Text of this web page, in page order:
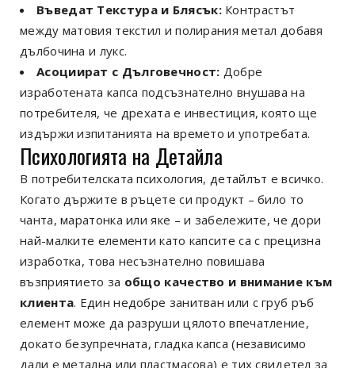
Въведат Текстура и Блясък:Контрастът
между матовия текстил и полирания метал добавя
дълбочина и лукс.
Асоциират с Дълговечност: Добре
изработената капса подсъзнателно внушава на
потребителя, че дрехата е инвестиция, която ще
издържи изпитанията на времето и употребата.
Психологията на Детайла
В потребителската психология, детайлът е всичко.
Когато държите в ръцете си продукт – било то
чанта, маратонка или яке – и забележите, че дори
най-малките елементи като капсите са с прецизна
изработка, това несъзнателно повишава
възприятието за общо качество и внимание към
клиента. Един недобре занитван или с груб ръб
елемент може да разруши цялото впечатление,
докато безупречната, гладка капса (независимо
дали е метална или пластмасова) е тих свидетел за